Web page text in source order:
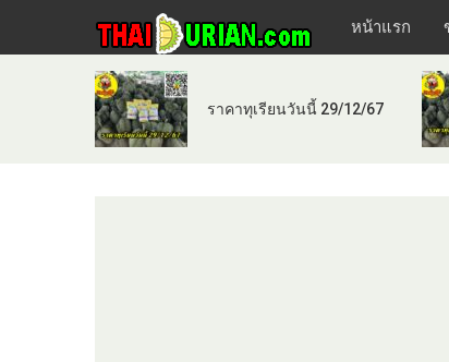
หน้าแรก
ราคาทุเรียนวันนี้ 29/12/67